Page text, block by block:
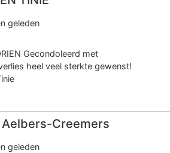
geleden
Gecondoleerd met
heel veel sterkte gewenst!
Aelbers-Creemers
geleden